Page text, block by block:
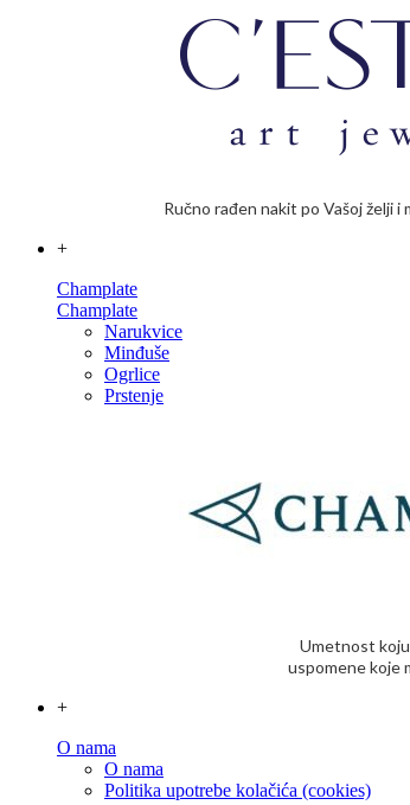
Ručno rađen nakit po Vašoj želji i
+
Champlate
Champlate
Narukvice
Minđuše
Ogrlice
Prstenje
Umetnost
uspomene koje
+
O nama
O nama
Politika upotrebe kolačića (cookies)